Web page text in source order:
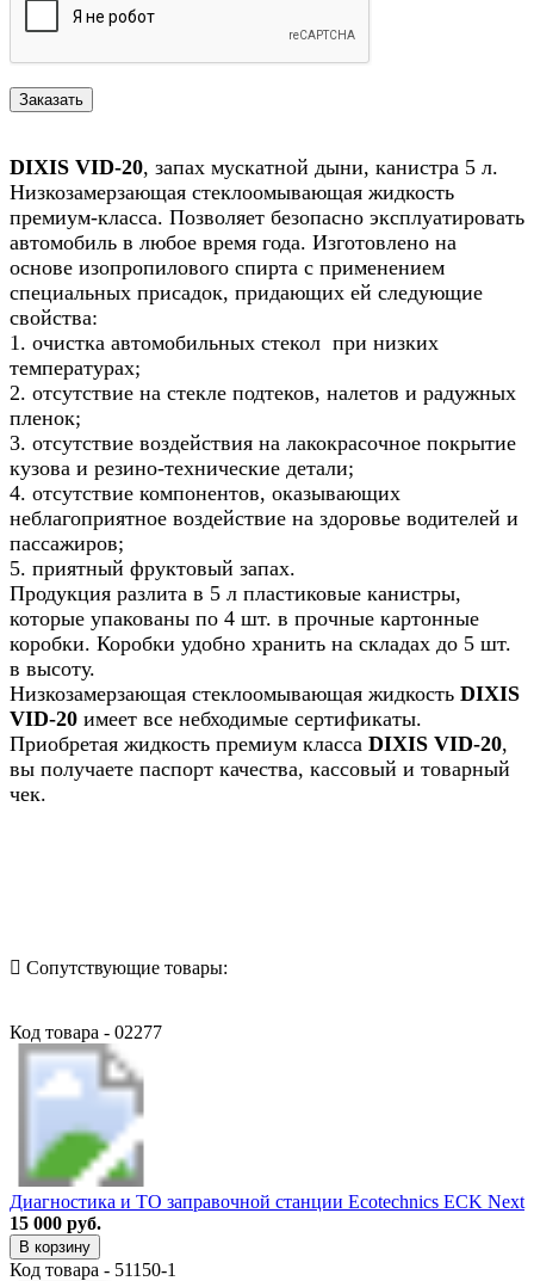
DIXIS VID-20, запах мускатной дыни, канистра 5 л.
Низкозамерзающая стеклоомывающая жидкость
премиум-класса. Позволяет безопасно эксплуатировать
автомобиль в любое время года. Изготовлено на
основе изопропилового спирта с применением
специальных присадок, придающих ей следующие
свойства:
1. очистка автомобильных стекол при низких
температурах;
2. отсутствие на стекле подтеков, налетов и радужных
пленок;
3. отсутствие воздействия на лакокрасочное покрытие
кузова и резино-технические детали;
4. отсутствие компонентов, оказывающих
неблагоприятное воздействие на здоровье водителей и
пассажиров;
5. приятный фруктовый запах.
Продукция разлита в 5 л пластиковые канистры,
которые упакованы по 4 шт. в прочные картонные
коробки. Коробки удобно хранить на складах до 5 шт.
в высоту.
Низкозамерзающая стеклоомывающая жидкость DIXIS
VID-20 имеет все небходимые сертификаты.
Приобретая жидкость премиум класса DIXIS VID-20,
вы получаете паспорт качества, кассовый и товарный
чек.
Сопутствующие товары:
Код товара - 02277
Диагностика и ТО заправочной станции Ecotechnics ECK Next
15 000 руб.
В корзину
Код товара - 51150-1